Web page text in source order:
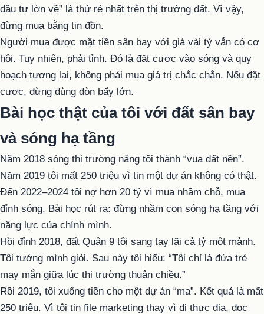
đầu tư lớn về” là thứ rẻ nhất trên thị trường đất. Vì vậy,
đừng mua bằng tin đồn.
Người mua được mặt tiền sân bay với giá vài tỷ vẫn có cơ
hội. Tuy nhiên, phải tỉnh. Đó là đặt cược vào sóng và quy
hoạch tương lai, không phải mua giá trị chắc chắn. Nếu đặt
cược, đừng dùng đòn bẩy lớn.
Bài học thật của tôi với đất sân bay
và sóng hạ tầng
Năm 2018 sóng thị trường nâng tôi thành “vua đất nền”.
Năm 2019 tôi mất 250 triệu vì tin một dự án không có thật.
Đến 2022–2024 tôi nợ hơn 20 tỷ vì mua nhầm chỗ, mua
đỉnh sóng. Bài học rút ra: đừng nhầm con sóng hạ tầng với
năng lực của chính mình.
Hồi đỉnh 2018, đất Quận 9 tôi sang tay lãi cả tỷ một mảnh.
Tôi tưởng mình giỏi. Sau này tôi hiểu: “Tôi chỉ là đứa trẻ
may mắn giữa lúc thị trường thuận chiều.”
Rồi 2019, tôi xuống tiền cho một dự án “ma”. Kết quả là mất
250 triệu. Vì tôi tin file marketing thay vì đi thực địa, đọc